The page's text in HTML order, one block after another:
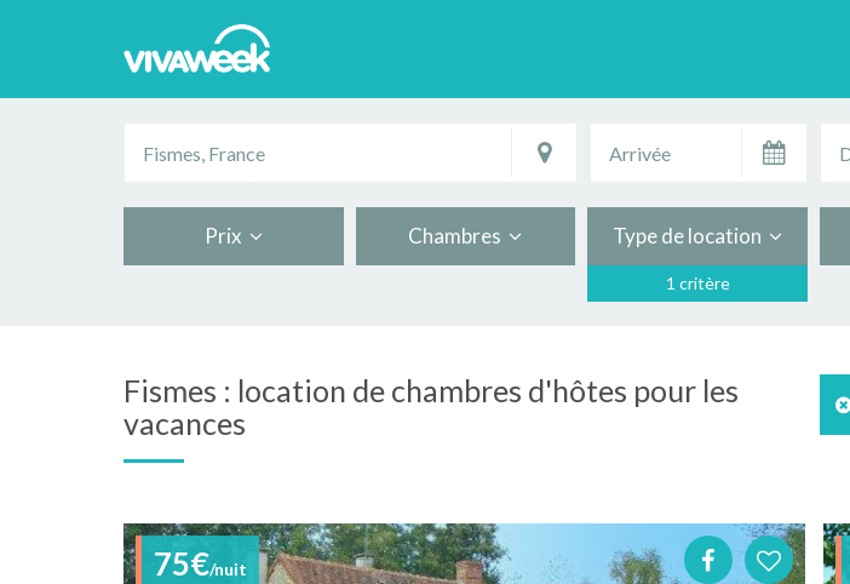
Prix Chambres Type de location
1 critère
Fismes : location de chambres d'hôtes pour les
vacances
75€/nuit